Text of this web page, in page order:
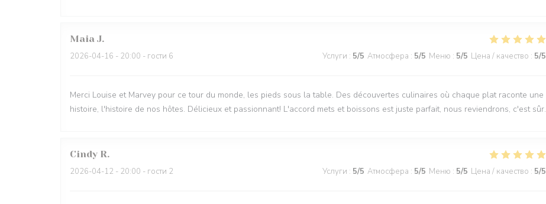
Maia J
2026-04-16 - 20:00 - гости 6 Услуги : 5/5 Атмосфера : 5/5 Меню : 5/5 Цена / качество : 5/5
Merci Louise et Marvey pour ce tour du monde, les pieds sous la table. Des découvertes culinaires où chaque plat raconte une
histoire, l'histoire de nos hôtes. Délicieux et passionnant! L'accord mets et boissons est juste parfait, nous reviendrons, c'est sûr.
Cindy R
2026-04-12 - 20:00 - гости 2 Услуги : 5/5 Атмосфера : 5/5 Меню : 5/5 Цена / качество : 5/5